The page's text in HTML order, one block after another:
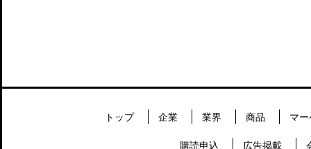
トップ 企業 業界 商品 マ
購読申込 広告掲載